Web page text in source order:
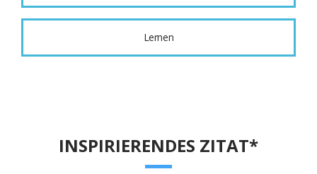
Lernen
INSPIRIERENDES ZITAT*